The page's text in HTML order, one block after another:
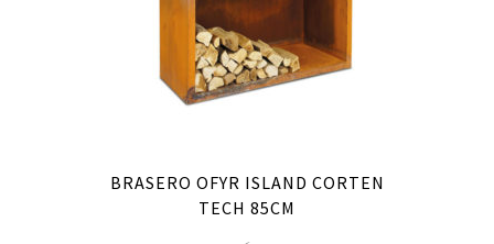
BRASERO OFYR ISLAND CORTEN
TECH 85CM